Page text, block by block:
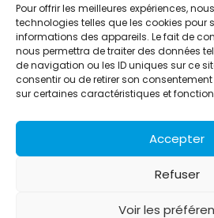
Pour offrir les meilleures expériences,
technologies telles que les cookies pour
informations des appareils. Le fait de
nous permettra de traiter des données
de navigation ou les ID uniques sur ce
consentir ou de retirer son
sur certaines caractéristiques et
Accepter
Refuser
Voir les
Alternative Média est une agence
relations publiques basée à Grenoble.
pilote des stratégies de visibilité en
grâce à un réseau